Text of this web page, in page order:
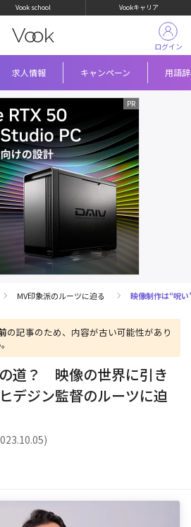
Vook school Vookキャリア
求人情報 キャンペーン 用語
ログイン
MV印象派のルーツに迫る 映像制作は“呪
の記事のため、内容が古い可能性があり
道？ 映像の世界に引き
デジン監督のルーツに迫